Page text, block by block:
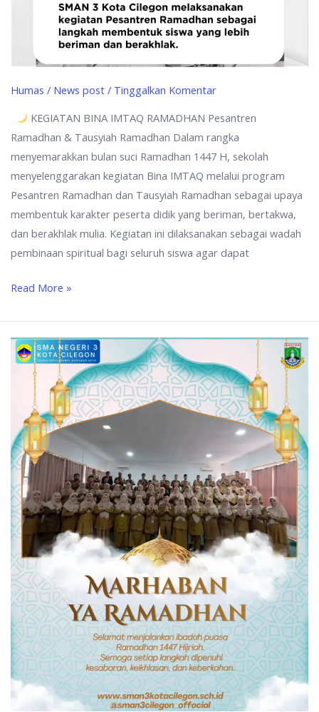
Humas / News post/ Tinggalkan Komentar
KEGIATAN BINA IMTAQ RAMADHAN Pesantren
Ramadhan & Tausyiah Ramadhan Dalam rangka
menyemarakkan bulan suci Ramadhan 1447 H, sekolah
menyelenggarakan kegiatan Bina IMTAQ melalui program
Pesantren Ramadhan dan Tausyiah Ramadhan sebagai upaya
membentuk karakter peserta didik yang beriman, bertakwa,
dan berakhlak mulia. Kegiatan ini dilaksanakan sebagai wadah
pembinaan spiritual bagi seluruh siswa agar dapat
Read More »